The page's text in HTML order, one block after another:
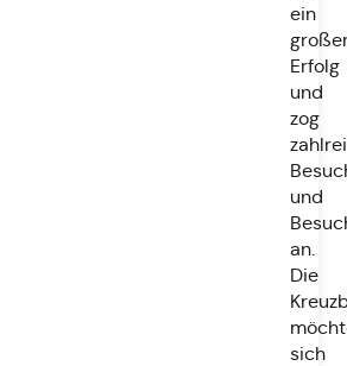
ein
Erfolg
und
zog
und
an.
Die
sich